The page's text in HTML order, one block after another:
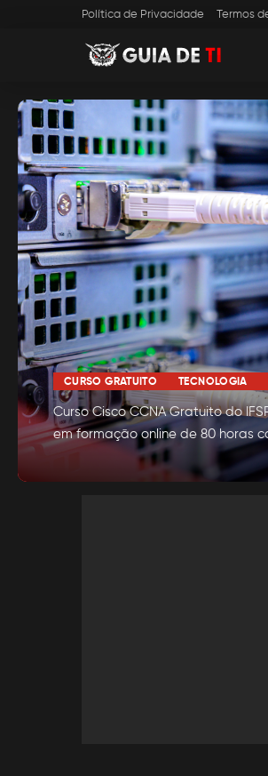
Política de Privacidade Termos
CURSO GRATUITO TECNOLOGIA
Curso Cisco CCNA Gratuito do
em formação online de 80 horas